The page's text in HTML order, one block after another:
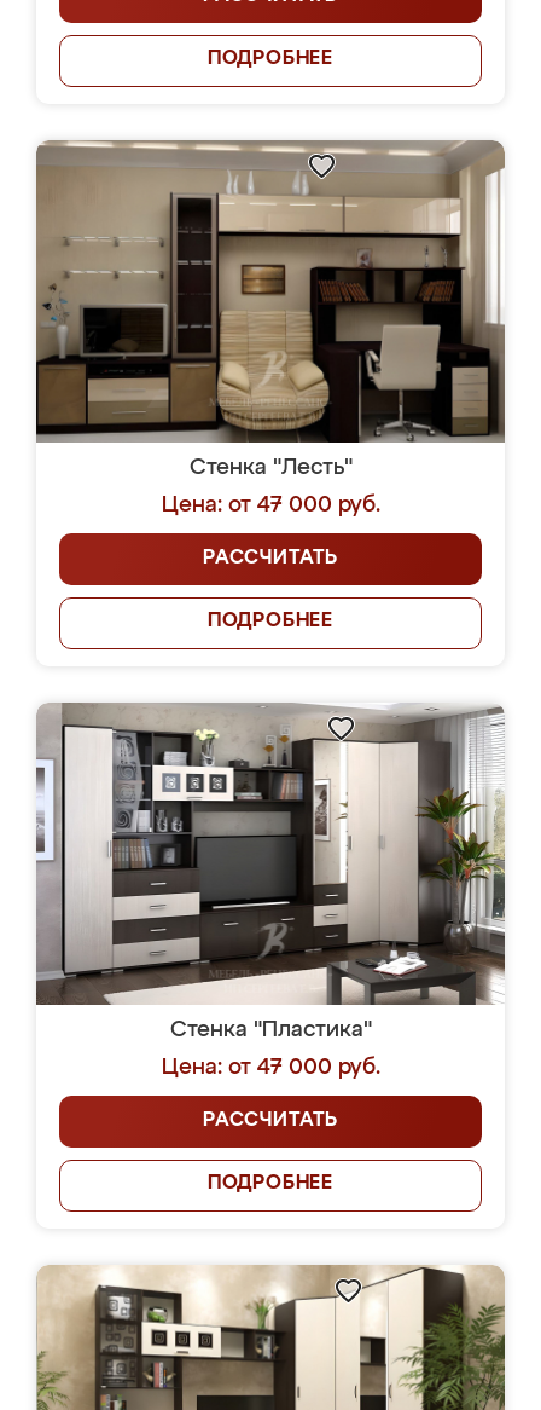
ПОДРОБНЕЕ
Стенка "Лесть"
Цена: от 47 000 руб.
РАССЧИТАТЬ
ПОДРОБНЕЕ
Стенка "Пластика"
Цена: от 47 000 руб.
РАССЧИТАТЬ
ПОДРОБНЕЕ